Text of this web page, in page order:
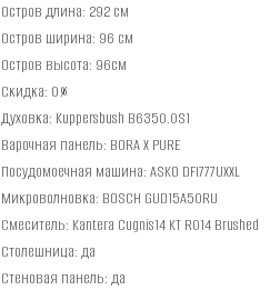
Остров длина: 292 см
Остров ширина: 96 см
Остров высота: 96см
Скидка: 0%
Духовка: Kuppersbush B6350.0S1
Варочная панель: BORA X PURE
Посудомоечная машина: ASKO DFI777UXXL
Микроволновка: BOSCH GUD15A50RU
Смеситель: Kantera Cugnis14 KT R014 Brushed
Столешница: да
Стеновая панель: да